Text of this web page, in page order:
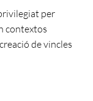
per
contextos
de vincles